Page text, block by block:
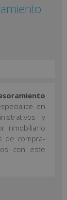
en
y
inmobiliario
de compra-
con este